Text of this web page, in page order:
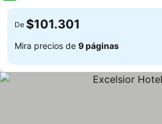
De $101.301
Mira precios de 9 páginas